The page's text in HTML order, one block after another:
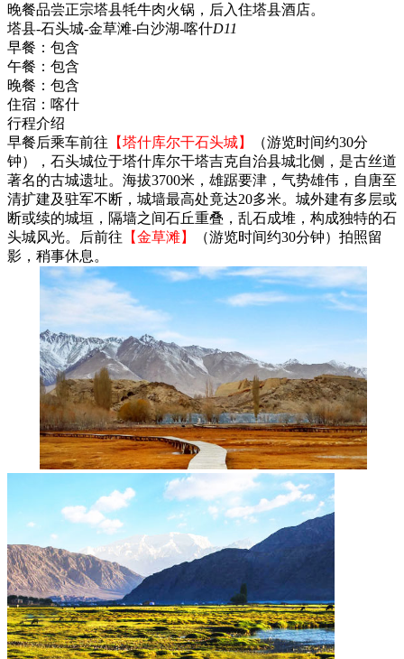
晚餐品尝正宗塔县牦牛肉火锅，后入住塔县酒店。
塔县-石头城-金草滩-白沙湖-喀什D11
早餐： 包含
午餐： 包含
晚餐： 包含
住宿： 喀什
行程介绍
早餐后乘车前往 【塔什库尔干石头城】
（游览时间约30分
钟），石头城位于塔什库尔干塔吉克自治县城北侧，是古丝道
著名的古城遗址。海拔3700米，雄踞要津，气势雄伟，自唐至
清扩建及驻军不断，城墙最高处竟达20多米。城外建有多层或
断或续的城垣，隔墙之间石丘重叠，乱石成堆，构成独特的石
头城风光。后前往 【金草滩】
（游览时间约30分钟）拍照留
影，稍事休息。